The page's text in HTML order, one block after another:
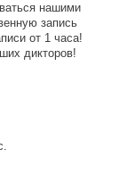
нашими
запись
от 1 часа!
дикторов!